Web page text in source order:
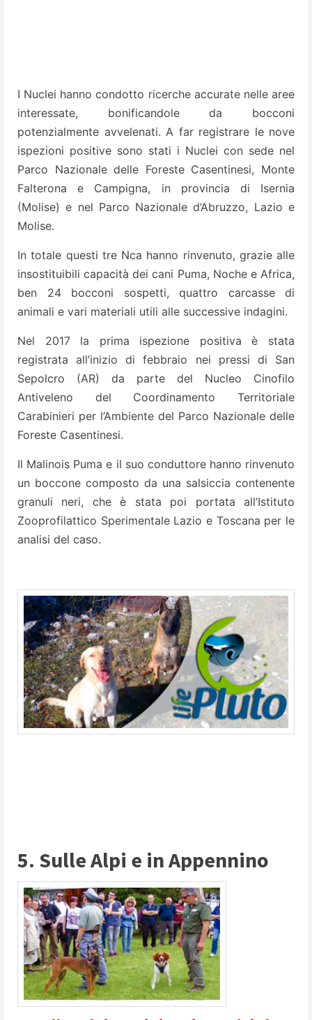
I Nuclei hanno condotto ricerche accurate nelle aree
interessate, bonificandole da bocconi
potenzialmente avvelenati. A far registrare le nove
ispezioni positive sono stati i Nuclei con sede nel
Parco Nazionale delle Foreste Casentinesi, Monte
Falterona e Campigna, in provincia di Isernia
(Molise) e nel Parco Nazionale d’Abruzzo, Lazio e
Molise.
In totale questi tre Nca hanno rinvenuto, grazie alle
insostituibili capacità dei cani Puma, Noche e Africa,
ben 24 bocconi sospetti, quattro carcasse di
animali e vari materiali utili alle successive indagini.
Nel 2017 la prima ispezione positiva è stata
registrata all’inizio di febbraio nei pressi di San
Sepolcro (AR) da parte del Nucleo Cinofilo
Antiveleno del Coordinamento Territoriale
Carabinieri per l’Ambiente del Parco Nazionale delle
Foreste Casentinesi.
Il Malinois Puma e il suo conduttore hanno rinvenuto
un boccone composto da una salsiccia contenente
granuli neri, che è stata poi portata all’Istituto
Zooprofilattico Sperimentale Lazio e Toscana per le
analisi del caso.
5. Sulle Alpi e in Appennino